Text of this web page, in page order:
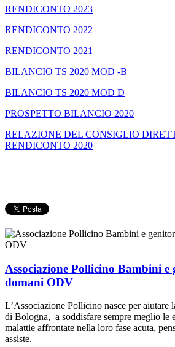
RENDICONTO 2023
RENDICONTO 2022
RENDICONTO 2021
BILANCIO TS 2020 MOD -B
BILANCIO TS 2020 MOD D
PROSPETTO BILANCIO 2020
RELAZIONE DEL CONSIGLIO
RENDICONTO 2020
Associazione Pollicino Bambini
domani ODV
L’Associazione Pollicino nasce per
di Bologna, a soddisfare sempre meglio le
malattie affrontate nella loro fase acuta,
assiste.